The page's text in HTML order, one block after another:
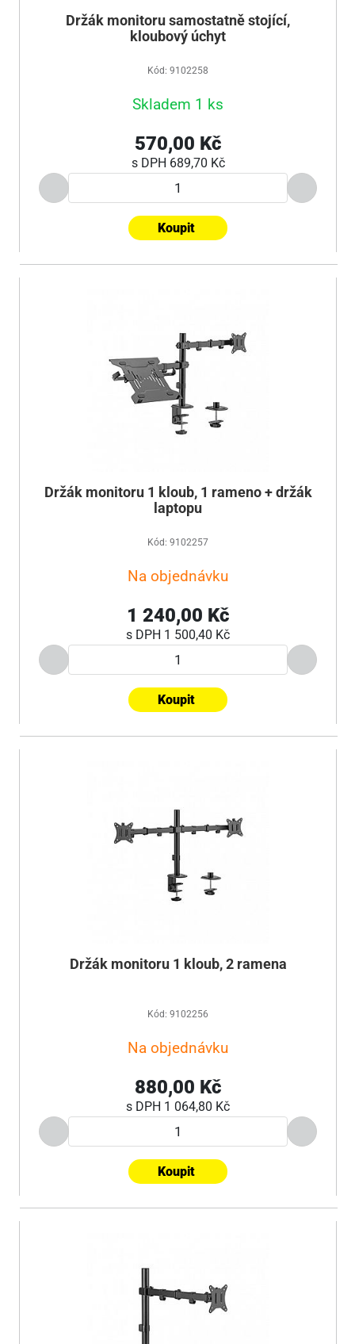
Držák monitoru samostatně stojící,
kloubový úchyt
Kód: 9102258
Skladem 1 ks
570,00 Kč
s DPH 689,70 Kč
Koupit
Držák monitoru 1 kloub, 1 rameno + držák
laptopu
Kód: 9102257
Na objednávku
1 240,00 Kč
s DPH 1 500,40 Kč
Koupit
Držák monitoru 1 kloub, 2 ramena
Kód: 9102256
Na objednávku
880,00 Kč
s DPH 1 064,80 Kč
Koupit